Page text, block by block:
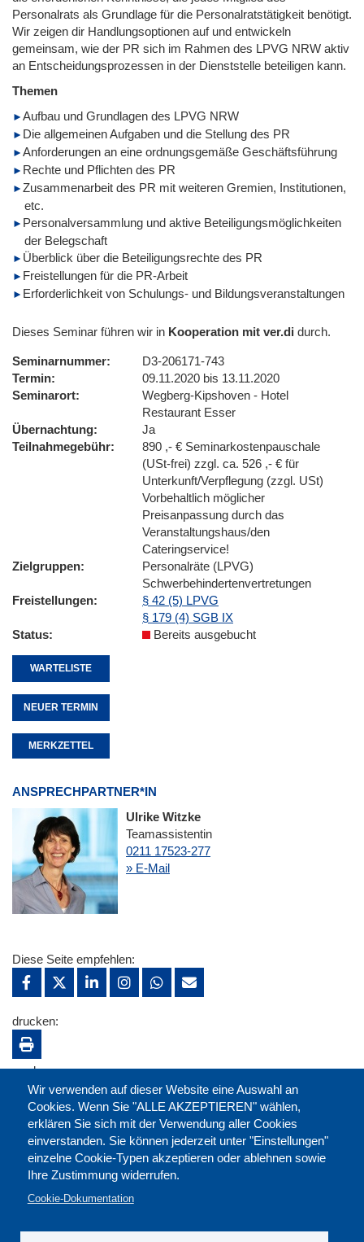
Personalrats als Grundlage für die Personalratstätigkeit benötigt.
Wir zeigen dir Handlungsoptionen auf und entwickeln
gemeinsam, wie der PR sich im Rahmen des LPVG NRW aktiv
an Entscheidungsprozessen in der Dienststelle beteiligen kann.
Themen
Aufbau und Grundlagen des LPVG NRW
Die allgemeinen Aufgaben und die Stellung des PR
Anforderungen an eine ordnungsgemäße Geschäftsführung
Rechte und Pflichten des PR
Zusammenarbeit des PR mit weiteren Gremien, Institutionen,
etc.
Personalversammlung und aktive Beteiligungsmöglichkeiten
der Belegschaft
Überblick über die Beteiligungsrechte des PR
Freistellungen für die PR-Arbeit
Erforderlichkeit von Schulungs- und Bildungsveranstaltungen
Dieses Seminar führen wir in Kooperation mit ver.di durch.
Seminarnummer
D3-206171-743
Termin
09.11.2020 bis 13.11.2020
Seminarort
Wegberg-Kipshoven - Hotel
Restaurant Esser
Übernachtung
Ja
Teilnahmegebühr
890 ,- € Seminarkostenpauschale
(USt-frei) zzgl. ca. 526 ,- € für
Unterkunft/Verpflegung (zzgl. USt)
Vorbehaltlich möglicher
Preisanpassung durch das
Veranstaltungshaus/den
Cateringservice!
Zielgruppen
Personalräte (LPVG)
Schwerbehindertenvertretungen
Freistellungen
§ 42 (5) LPVG
§ 179 (4) SGB IX
Status
Bereits ausgebucht
WARTELISTE
NEUER TERMIN
MERKZETTEL
ANSPRECHPARTNER*IN
Ulrike Witzke
Teamassistentin
0211 17523-277
» E-Mail
Wir verwenden auf dieser Website eine Auswahl an
Cookies. Wenn Sie "ALLE AKZEPTIEREN" wählen,
erklären Sie sich mit der Verwendung aller Cookies
einverstanden. Sie können jederzeit unter "Einstellungen"
einzelne Cookie-Typen akzeptieren oder ablehnen sowie
Ihre Zustimmung widerrufen.
Cookie-Dokumentation
Diese Seite empfehlen:
drucken:
merken: